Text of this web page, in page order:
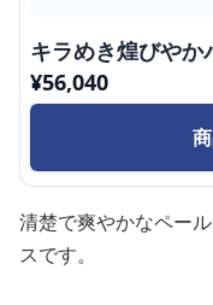
キラめき煌びやか
¥56,040
清楚で爽やかなペー
スです。